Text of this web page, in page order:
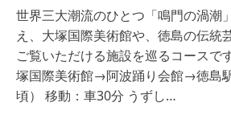
世界三大潮流のひとつ「鳴門の渦潮
え、大塚国際美術館や、徳島の伝統
ご覧いただける施設を巡るコース
塚国際美術館→阿波踊り会館→徳島
頃） 移動：車30分 うずし…